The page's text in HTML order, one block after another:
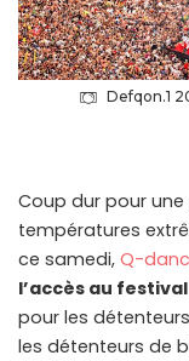
Defqon.1
Coup dur pour
températures
ce samedi, Q-
l’accès au festival
pour les détenteurs
les détenteurs de